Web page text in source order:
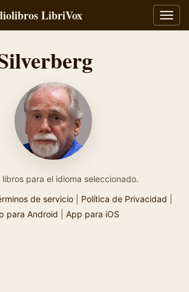
LibriVox
para el idioma seleccionado.
de servicio Política de Privacidad
para Android
App para iOS